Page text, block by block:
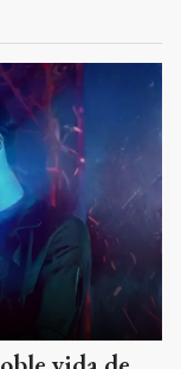
vida de
de la